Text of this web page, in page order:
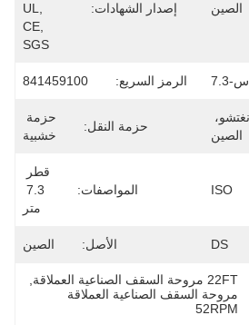
الصين إصدار الشهادات:
UL,
CE,
SGS
س-7.3 الرمز السريع: 841459100
الصين
حزمة النقل:
خشبية
ISO المواصفات:
متر
DS الأصل: الصين
22FT مروحة السقف الصناعية العملاقة
52RPM